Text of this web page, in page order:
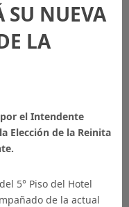
SU NUEVA
LA
el Intendente
Elección de la Reinita
5° Piso del Hotel
de la actual